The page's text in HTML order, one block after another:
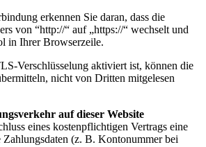
erkennen Sie daran, dass die
von “http://“ auf „https://“ wechselt und
in Ihrer Browserzeile.
Verschlüsselung aktiviert ist, können die
nicht von Dritten mitgelesen
auf dieser Website
eines kostenpflichtigen Vertrags eine
(z. B. Kontonummer bei